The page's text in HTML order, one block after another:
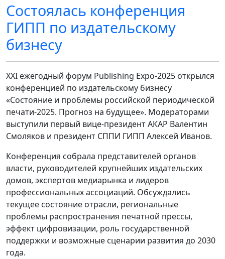
Состоялась конференция
ГИПП по издательскому
бизнесу
XXI ежегодный форум Publishing Expo-2025 открылся
конференцией по издательскому бизнесу
«Состояние и проблемы российской периодической
печати-2025. Прогноз на будущее». Модераторами
выступили первый вице-президент АКАР Валентин
Смоляков и президент СППИ ГИПП Алексей Иванов.
Конференция собрала представителей органов
власти, руководителей крупнейших издательских
домов, экспертов медиарынка и лидеров
профессиональных ассоциаций. Обсуждались
текущее состояние отрасли, региональные
проблемы распространения печатной прессы,
эффект цифровизации, роль государственной
поддержки и возможные сценарии развития до 2030
года.